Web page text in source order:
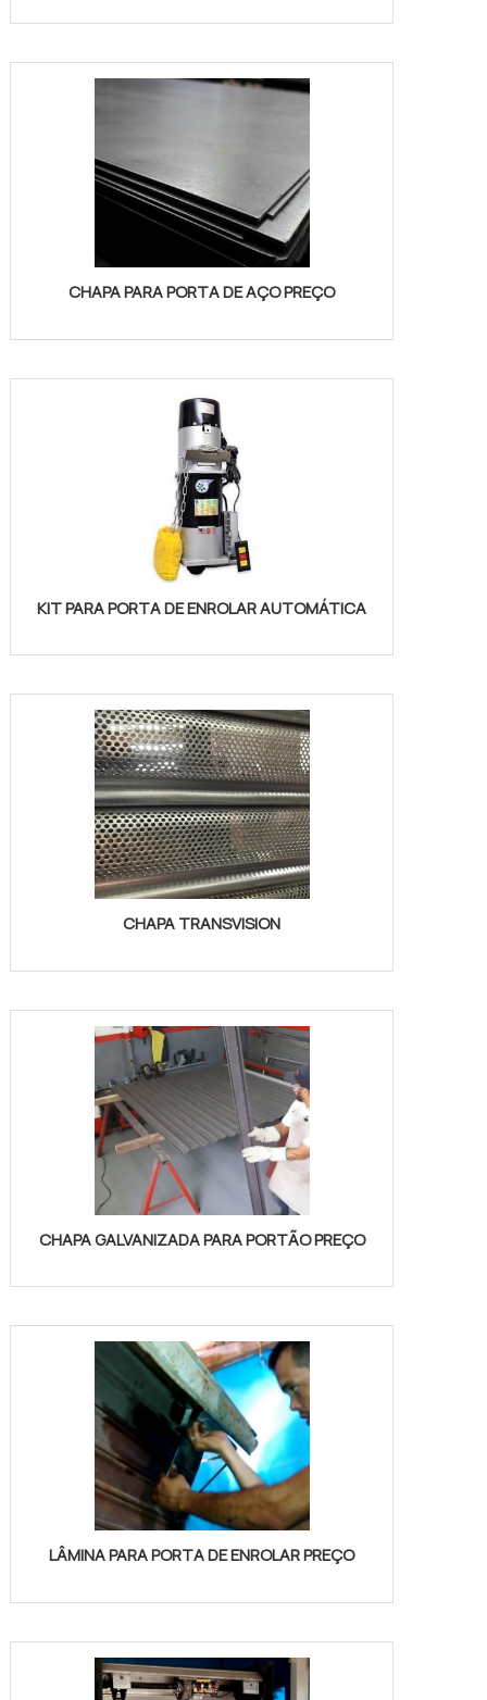
CHAPA PARA PORTA DE AÇO PREÇO
KIT PARA PORTA DE ENROLAR AUTOMÁTICA
CHAPA TRANSVISION
CHAPA GALVANIZADA PARA PORTÃO PREÇO
LÂMINA PARA PORTA DE ENROLAR PREÇO